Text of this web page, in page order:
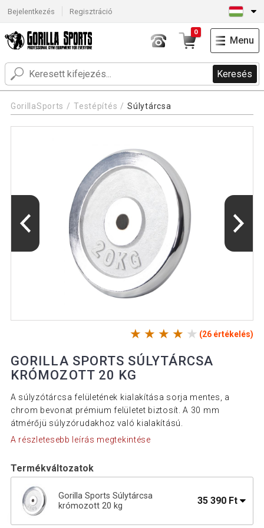
Bejelentkezés Regisztráció
Keresés
0
Menu
GorillaSports Testépítés Súlytárcsa
(26 értékelés)
GORILLA SPORTS SÚLYTÁRCSA
KRÓMOZOTT 20 KG
A súlyzótárcsa felületének kialakítása sorja mentes, a
chrom bevonat prémium felületet biztosít. A 30 mm
átmérőjü súlyzórudakhoz való kialakítású.
A részletesebb leírás megtekintése
Termékváltozatok
Gorilla Sports Súlytárcsa
krómozott 20 kg
35 390 Ft